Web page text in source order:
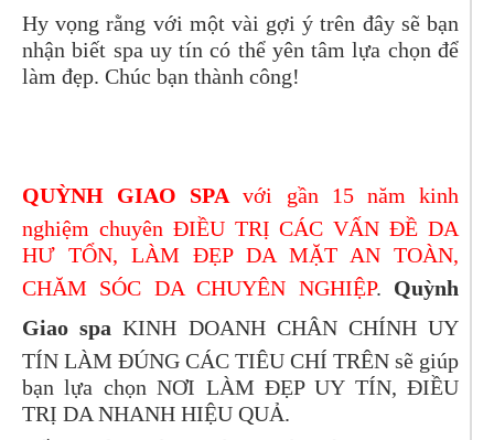
Hy vọng rằng với một vài gợi ý trên đây sẽ bạn
nhận biết spa uy tín có thể yên tâm lựa chọn để
làm đẹp. Chúc bạn thành công!
QUỲNH GIAO SPA với gần 15 năm kinh
nghiệm chuyên ĐIỀU TRỊ CÁC VẤN ĐỀ DA
HƯ TỔN, LÀM ĐẸP DA MẶT AN TOÀN,
CHĂM SÓC DA CHUYÊN NGHIỆP. Quỳnh
Giao spa KINH DOANH CHÂN CHÍNH UY
TÍN LÀM ĐÚNG CÁC TIÊU CHÍ TRÊN sẽ giúp
bạn lựa chọn NƠI LÀM ĐẸP UY TÍN, ĐIỀU
TRỊ DA NHANH HIỆU QUẢ.